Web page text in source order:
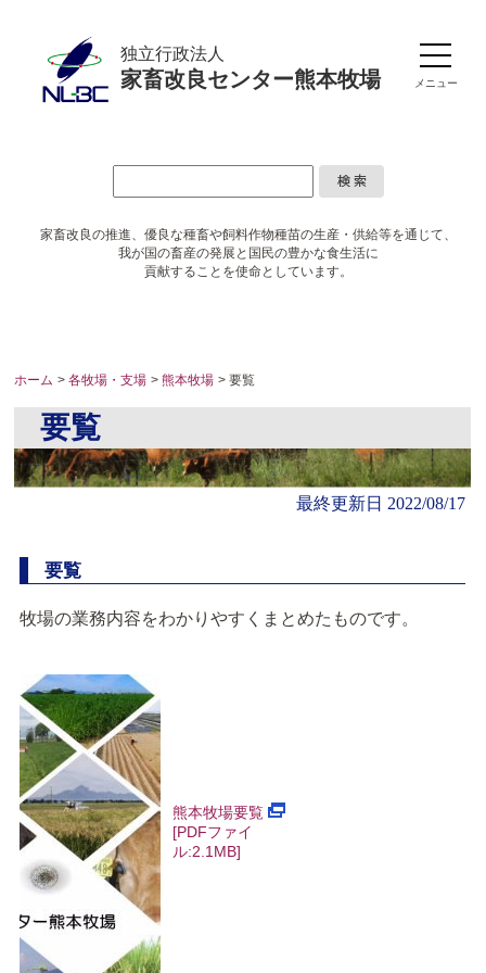
独立行政法人
家畜改良センター熊本牧場 メニュー
家畜改良の推進、優良な種畜や飼料作物種苗の生産・供給等を通じて、
我が国の畜産の発展と国民の豊かな食生活に
貢献することを使命としています。
ホーム >各牧場・支場 >熊本牧場 > 要覧
要覧
最終更新日 2022/08/17
要覧
牧場の業務内容をわかりやすくまとめたものです。
熊本牧場要覧
[PDFファイ
ル:2.1MB]